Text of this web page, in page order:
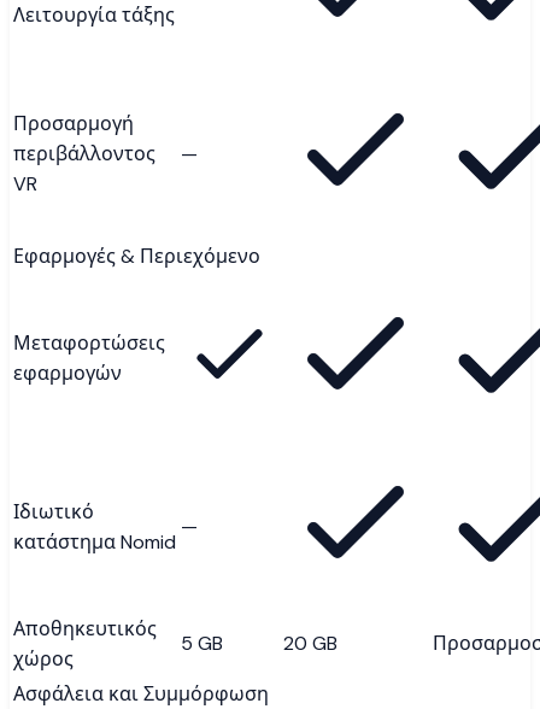
Λειτουργία τάξης
Προσαρμογή
περιβάλλοντος
VR
—
Εφαρμογές & Περιεχόμενο
Μεταφορτώσεις
εφαρμογών
Ιδιωτικό
κατάστημα Nomid
—
Αποθηκευτικός
χώρος
5 GB 20 GB
Ασφάλεια και Συμμόρφωση